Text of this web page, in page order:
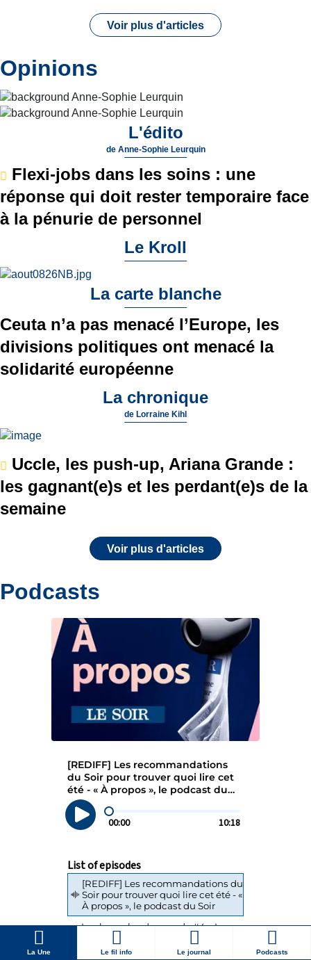
La Une Le fil info Le journal Podcasts
Voir plus d'articles
Opinions
L'édito
de Anne-Sophie Leurquin
Flexi-jobs dans les soins : une
réponse qui doit rester temporaire face
à la pénurie de personnel
Le Kroll
La carte blanche
Ceuta n’a pas menacé l’Europe, les
divisions politiques ont menacé la
solidarité européenne
La chronique
de Lorraine Kihl
Uccle, les push-up, Ariana Grande :
les gagnant(e)s et les perdant(e)s de la
semaine
Voir plus d'articles
Podcasts